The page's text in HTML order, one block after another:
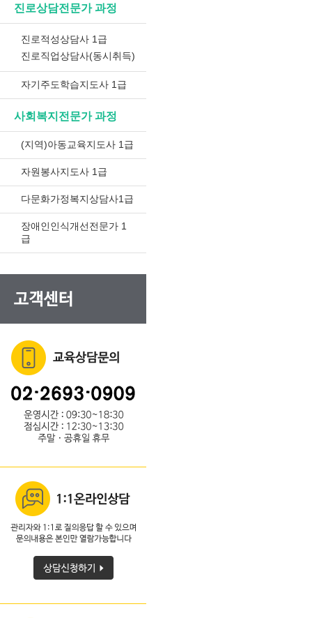
진로상담전문가 과정
진로적성상담사 1급
진로직업상담사(동시취득)
자기주도학습지도사 1급
사회복지전문가 과정
(지역)아동교육지도사 1급
자원봉사지도사 1급
다문화가정복지상담사1급
장애인인식개선전문가 1
급